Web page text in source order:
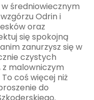
średniowiecznym
Odrin i
oraz
się spokojną
zanurzysz się w
czystych
z malowniczym
coś więcej niż
do